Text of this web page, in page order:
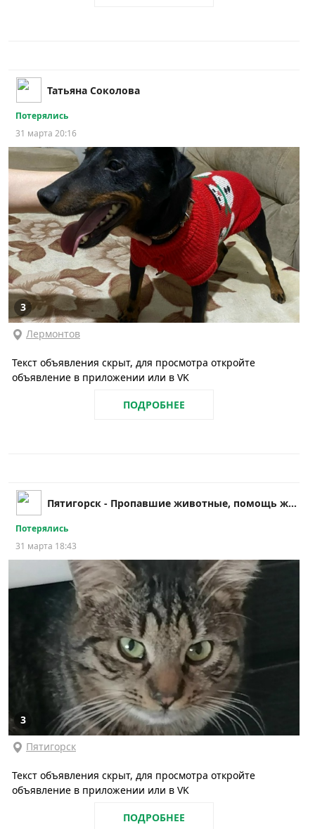
Татьяна Соколова
Потерялись
31 марта 20:16
3
Лермонтов
Текст объявления скрыт, для просмотра откройте
объявление в приложении или в VK
ПОДРОБНЕЕ
Пятигорск - Пропавшие животные, помощь животным
Потерялись
31 марта 18:43
3
Пятигорск
Текст объявления скрыт, для просмотра откройте
объявление в приложении или в VK
ПОДРОБНЕЕ